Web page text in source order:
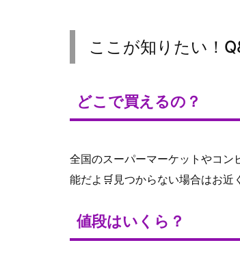
ここが知りたい！
どこで買えるの？
全国のスーパーマーケットやコン
能だよ🛒見つからない場合はお近
値段はいくら？